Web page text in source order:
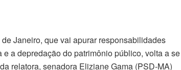
Janeiro, que vai apurar responsabilidades
a depredação do patrimônio público, volta a se
relatora, senadora Eliziane Gama (PSD-MA)